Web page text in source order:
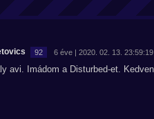
92 6 éve | 2020. 02. 13. 23:59:19
avi. Imádom a Disturbed-et.